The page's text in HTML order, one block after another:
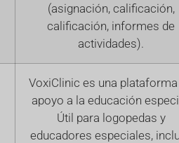
(asignación, calificación,
calificación, informes de
actividades).
VoxiClinic es una
apoyo a la educación
Útil para logopedas y
educadores especiales,